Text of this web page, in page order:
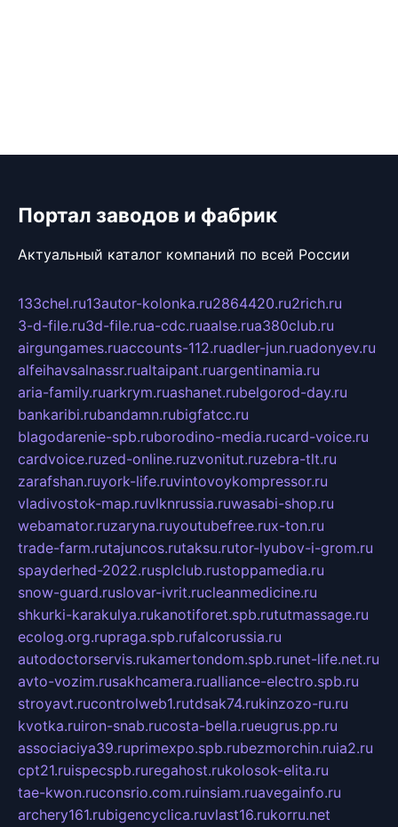
Портал заводов и фабрик
Актуальный каталог компаний по всей России
133chel.ru13autor-kolonka.ru2864420.ru2rich.ru
3-d-file.ru3d-file.rua-cdc.ruaalse.rua380club.ru
airgungames.ruaccounts-112.ruadler-jun.ruadonyev.ru
alfeihavsalnassr.rualtaipant.ruargentinamia.ru
aria-family.ruarkrym.ruashanet.rubelgorod-day.ru
bankaribi.rubandamn.rubigfatcc.ru
blagodarenie-spb.ruborodino-media.rucard-voice.ru
cardvoice.ruzed-online.ruzvonitut.ruzebra-tlt.ru
zarafshan.ruyork-life.ruvintovoykompressor.ru
vladivostok-map.ruvlknrussia.ruwasabi-shop.ru
webamator.ruzaryna.ruyoutubefree.rux-ton.ru
trade-farm.rutajuncos.rutaksu.rutor-lyubov-i-grom.ru
spayderhed-2022.rusplclub.rustoppamedia.ru
snow-guard.ruslovar-ivrit.rucleanmedicine.ru
shkurki-karakulya.rukanotiforet.spb.rututmassage.ru
ecolog.org.rupraga.spb.rufalcorussia.ru
autodoctorservis.rukamertondom.spb.runet-life.net.ru
avto-vozim.rusakhcamera.rualliance-electro.spb.ru
stroyavt.rucontrolweb1.rutdsak74.rukinzozo-ru.ru
kvotka.ruiron-snab.rucosta-bella.rueugrus.pp.ru
associaciya39.ruprimexpo.spb.rubezmorchin.ruia2.ru
cpt21.ruispecspb.ruregahost.rukolosok-elita.ru
tae-kwon.ruconsrio.com.ruinsiam.ruavegainfo.ru
archery161.rubigencyclica.ruvlast16.rukorru.net